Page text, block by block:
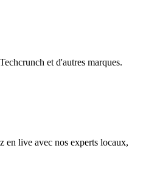
et d'autres marques.
en live avec nos experts locaux,